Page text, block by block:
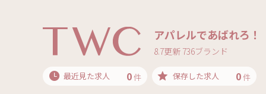
アパレルであばれろ！
8.7更新 736ブランド
最近見た求人 0件 保存した求人 0件